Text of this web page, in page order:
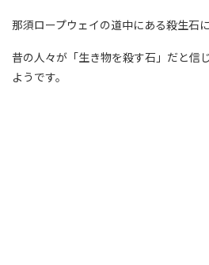
那須ロープウェイの道中にある殺生石
昔の人々が「生き物を殺す石」だと信
ようです。